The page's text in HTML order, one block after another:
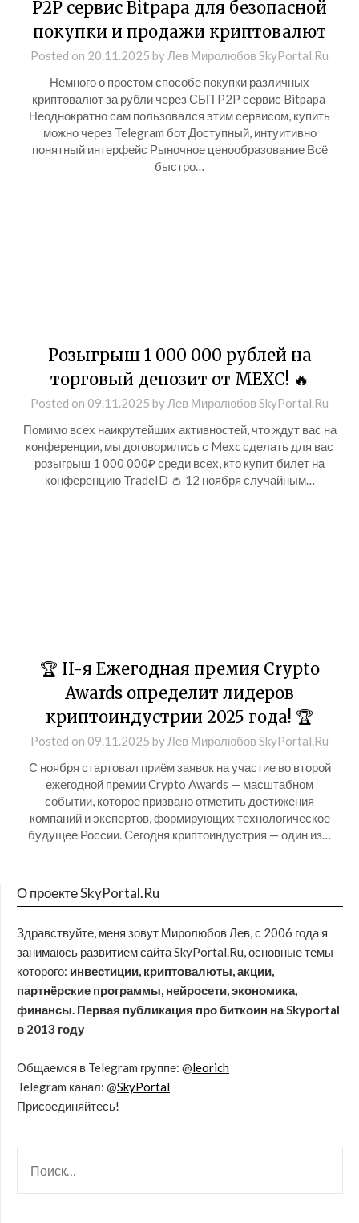
P2P сервис Bitpapa для безопасной
покупки и продажи криптовалют
Posted on 20.11.2025 by Лев Миролюбов SkyPortal.Ru
Немного о простом способе покупки различных
криптовалют за рубли через СБП P2P сервис Bitpapa
Неоднократно сам пользовался этим сервисом, купить
можно через Telegram бот Доступный, интуитивно
понятный интерфейс Рыночное ценообразование Всё
быстро…
Розыгрыш 1 000 000 рублей на
торговый депозит от MEXC! 🔥
Posted on 09.11.2025 by Лев Миролюбов SkyPortal.Ru
Помимо всех наикрутейших активностей, что ждут вас на
конференции, мы договорились с Mexc сделать для вас
розыгрыш 1 000 000₽ среди всех, кто купит билет на
конференцию TradeID 👛 12 ноября случайным…
🏆 II-я Ежегодная премия Crypto
Awards определит лидеров
криптоиндустрии 2025 года! 🏆
Posted on 09.11.2025 by Лев Миролюбов SkyPortal.Ru
С ноября стартовал приём заявок на участие во второй
ежегодной премии Crypto Awards — масштабном
событии, которое призвано отметить достижения
компаний и экспертов, формирующих технологическое
будущее России. Сегодня криптоиндустрия — один из…
О проекте SkyPortal.Ru
Здравствуйте, меня зовут Миролюбов Лев, с 2006 года я
занимаюсь развитием сайта SkyPortal.Ru, основные темы
которого: инвестиции, криптовалюты, акции,
партнёрские программы, нейросети, экономика,
финансы. Первая публикация про биткоин на Skyportal
в 2013 году
Общаемся в Telegram группе: @leorich
Telegram канал: @SkyPortal
Присоединяйтесь!